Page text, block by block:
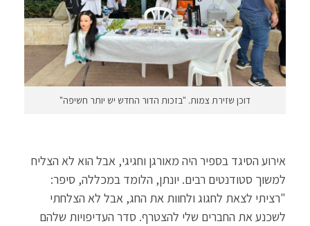
דוכן שזירת צמות. "בזכות הדור החדש יש יותר חשיפה"
אירוע הסיגד בספיר היה מאורגן וחגיגי, אבל הוא לא הצליח
למשוך סטודנטים רבים. יונתן, הלומד במכללה, סיפר:
"רציתי לצאת לחגוג ולחוות את החג, אבל לא הצלחתי
לשכנע את החברים שלי להצטרף. סדר העדיפויות שלהם